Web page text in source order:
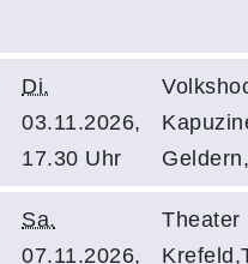
Di.
03.11.2026,
17.30 Uhr
Sa.
07.11.2026,
Theater